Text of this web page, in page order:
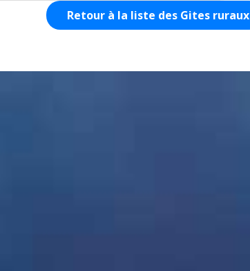
Retour à la liste des Gites ruraux